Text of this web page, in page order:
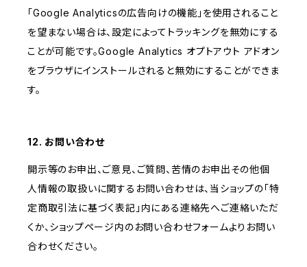
「Google Analyticsの広告向けの機能」を使用されること
を望まない場合は、設定によってトラッキングを無効にする
ことが可能です。Google Analytics オプトアウト アドオン
をブラウザにインストールされると無効にすることができま
す。
12. お問い合わせ
開示等のお申出、ご意見、ご質問、苦情のお申出その他個
人情報の取扱いに関するお問い合わせは、当ショップの「特
定商取引法に基づく表記」内にある連絡先へご連絡いただ
くか、ショップページ内のお問い合わせフォームよりお問い
合わせください。